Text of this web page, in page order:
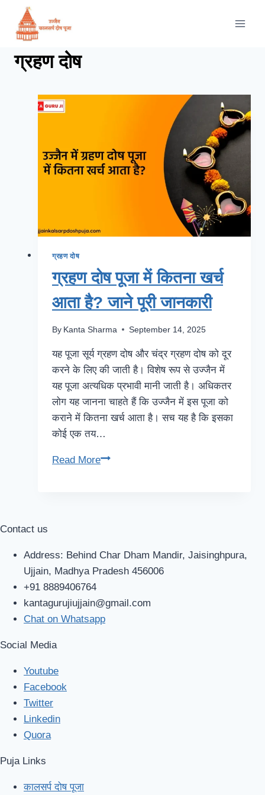
ग्रहण दोष
ग्रहण दोष
ग्रहण दोष पूजा में कितना खर्च
आता है? जाने पूरी जानकारी
By Kanta Sharma September 14, 2025
यह पूजा सूर्य ग्रहण दोष और चंद्र ग्रहण दोष को दूर
करने के लिए की जाती है। विशेष रूप से उज्जैन में
यह पूजा अत्यधिक प्रभावी मानी जाती है। अधिकतर
लोग यह जानना चाहते हैं कि उज्जैन में इस पूजा को
कराने में कितना खर्च आता है। सच यह है कि इसका
कोई एक तय…
Read More
Contact us
Address: Behind Char Dham Mandir, Jaisinghpura,
Ujjain, Madhya Pradesh 456006
+91 8889406764
kantagurujiujjain@gmail.com
Chat on Whatsapp
Social Media
Youtube
Facebook
Twitter
Linkedin
Quora
Puja Links
कालसर्प दोष पूजा